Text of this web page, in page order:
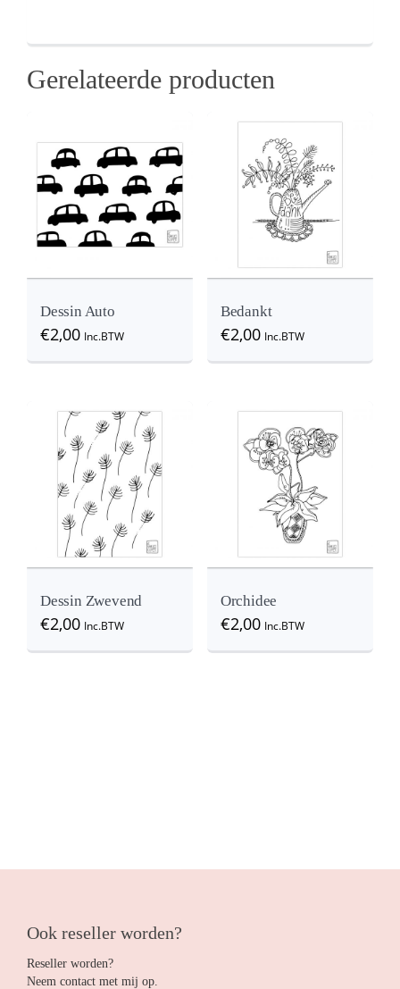
Gerelateerde producten
View
Dessin Auto
€2,00 Inc.BTW
View
Details
Bedankt
€2,00 Inc.BTW
View
Dessin Zwevend
€2,00 Inc.BTW
View
Details
Orchidee
€2,00 Inc.BTW
Ook reseller worden?
Reseller worden?
Neem contact met mij op.